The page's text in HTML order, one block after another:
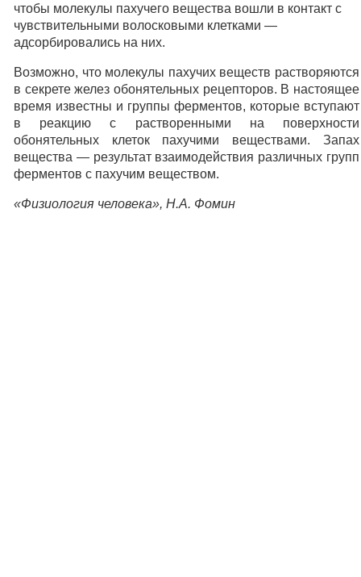
чтобы молекулы пахучего вещества вошли в контакт с
чувствительными волосковыми клетками —
адсорбировались на них.
Возможно, что молекулы пахучих веществ растворяются
в секрете желез обонятельных рецепторов. В настоящее
время известны и группы ферментов, которые вступают
в реакцию с растворенными на поверхности
обонятельных клеток пахучими веществами. Запах
вещества — результат взаимодействия различных групп
ферментов с пахучим веществом.
«Физиология человека», Н.А. Фомин